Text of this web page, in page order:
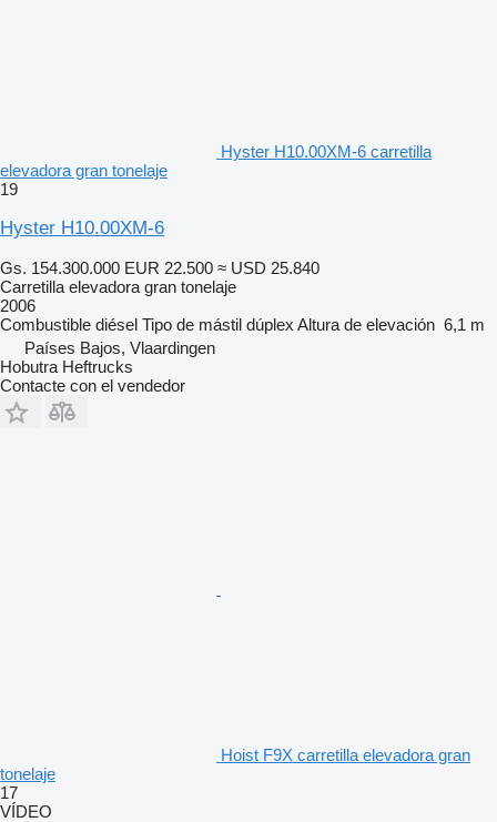
Hyster H10.00XM-6 carretilla
elevadora gran tonelaje
19
Hyster H10.00XM-6
Gs. 154.300.000 EUR 22.500 ≈ USD 25.840
Carretilla elevadora gran tonelaje
2006
Combustible diésel Tipo de mástil dúplex Altura de elevación 6,1 m
Países Bajos, Vlaardingen
Hobutra Heftrucks
Contacte con el vendedor
Hoist F9X carretilla elevadora gran
tonelaje
17
VÍDEO